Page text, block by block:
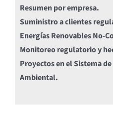
Resumen por empresa.
Suministro a clientes
Energías Renovables No-
Monitoreo regulatorio y
Proyectos en el Sistema
Ambiental.